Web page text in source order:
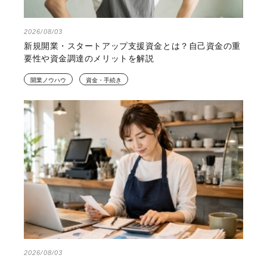
2026/08/03
新規開業・スタートアップ支援資金とは？自己資金の重
要性や資金調達のメリットを解説
開業ノウハウ 資金・手続き
2026/08/03